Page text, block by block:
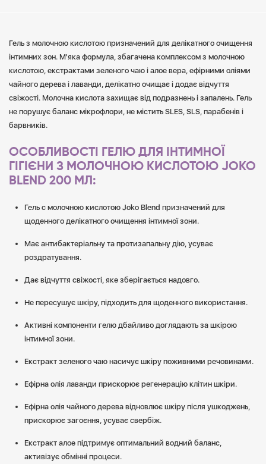
Гель з молочною кислотою призначений для делікатного очищення
інтимних зон. М'яка формула, збагачена комплексом з молочною
кислотою, екстрактами зеленого чаю і алое вера, ефірними оліями
чайного дерева і лаванди, делікатно очищає і додає відчуття
свіжості. Молочна кислота захищає від подразнень і запалень. Гель
не порушує баланс мікрофлори, не містить SLES, SLS, парабенів і
барвників.
ОСОБЛИВОСТІ ГЕЛЮ ДЛЯ ІНТИМНОЇ
ГІГІЄНИ З МОЛОЧНОЮ КИСЛОТОЮ JOKO
BLEND 200 МЛ:
Гель c молочною кислотою Joko Blend призначений для
щоденного делікатного очищення інтимної зони.
Має антибактеріальну та протизапальну дію, усуває
роздратування.
Дає відчуття свіжості, яке зберігається надовго.
Не пересушує шкіру, підходить для щоденного використання.
Активні компоненти гелю дбайливо доглядають за шкірою
інтимної зони.
Екстракт зеленого чаю насичує шкіру поживними речовинами.
Ефірна олія лаванди прискорює регенерацію клітин шкіри.
Ефірна олія чайного дерева відновлює шкіру після ушкоджень,
прискорює загоєння, усуває свербіж.
Екстракт алое підтримує оптимальний водний баланс,
активізує обмінні процеси.